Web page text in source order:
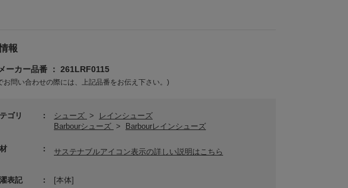
報
メーカー品番 ： 261LRF0115
お問い合わせの際には、上記品番をお伝え下さい。)
ゴリ シューズ >
レインシューズ
Barbourシューズ > Barbourレインシューズ
サステナブルアイコン表示の詳しい説明はこちら
表記
[本体]